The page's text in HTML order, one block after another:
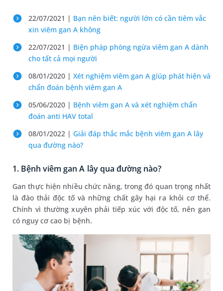
22/07/2021 | Bạn nên biết: người lớn có cần tiêm vắc
xin viêm gan A không
22/07/2021 | Biện pháp phòng ngừa viêm gan A dành
cho tất cả mọi người
08/01/2020 | Xét nghiệm viêm gan A giúp phát hiện và
chẩn đoán bệnh viêm gan A
05/06/2020 | Bệnh viêm gan A và xét nghiệm chẩn
đoán anti HAV total
08/01/2022 | Giải đáp thắc mắc bệnh viêm gan A lây
qua đường nào?
1. Bệnh viêm gan A lây qua đường nào?
Gan thực hiện nhiều chức năng, trong đó quan trọng nhất
là đào thải độc tố và những chất gây hại ra khỏi cơ thể.
Chính vì thường xuyên phải tiếp xúc với độc tố, nên gan
có nguy cơ cao bị bệnh.